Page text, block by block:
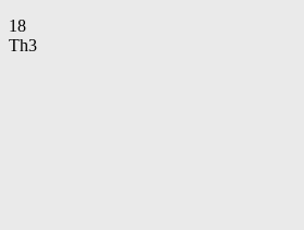
18
Th3